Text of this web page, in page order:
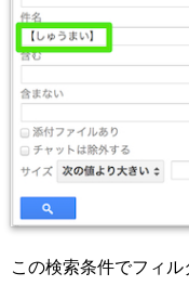
この検索条件でフィル